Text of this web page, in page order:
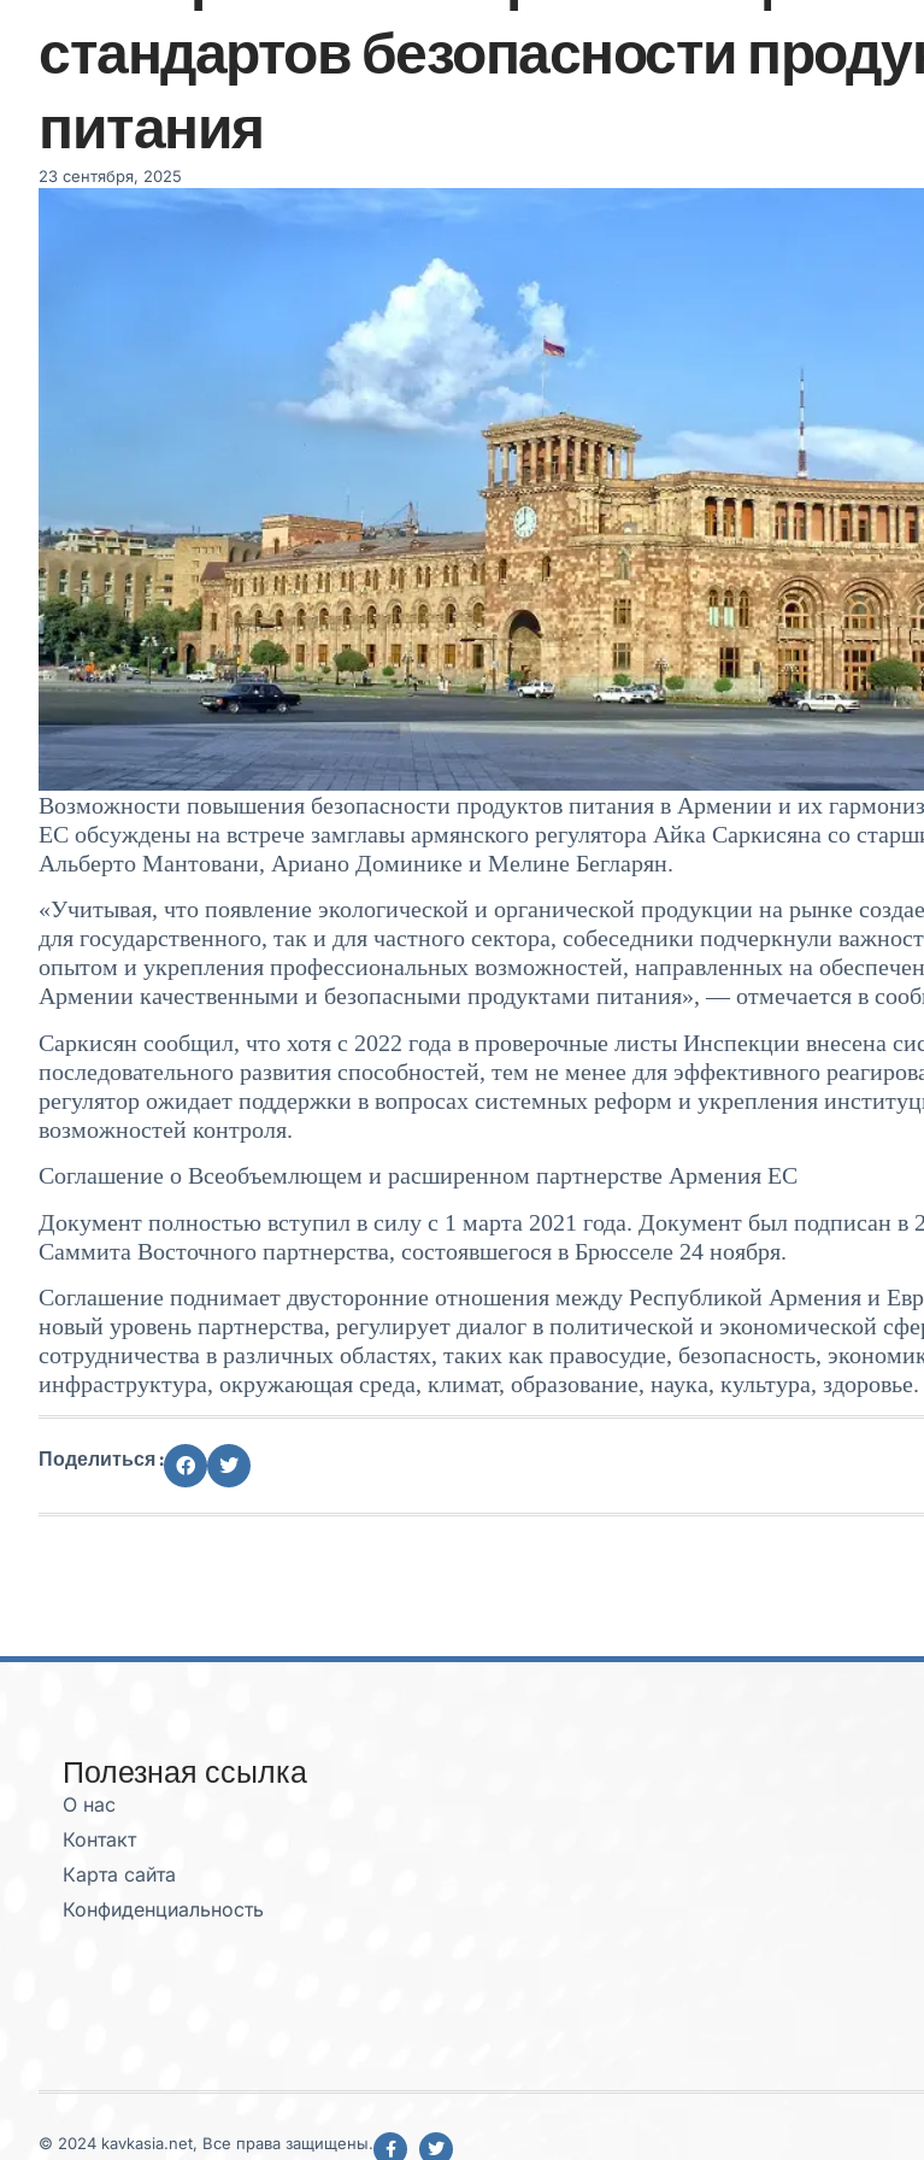
стандартов безопасности
питания
23 сентября, 2025
Возможности повышения безопасности продуктов питания в Армении и их
ЕС обсуждены на встрече замглавы армянского регулятора Айка Саркисяна со
Альберто Мантовани, Ариано Доминике и Мелине Бегларян.
«Учитывая, что появление экологической и органической продукции на рынке
для государственного, так и для частного сектора, собеседники подчеркнули
опытом и укрепления профессиональных возможностей, направленных на
Армении качественными и безопасными продуктами питания», — отмечается в
Саркисян сообщил, что хотя с 2022 года в проверочные листы Инспекции внесена
последовательного развития способностей, тем не менее для эффективного
регулятор ожидает поддержки в вопросах системных реформ и укрепления
возможностей контроля.
Соглашение о Всеобъемлющем и расширенном партнерстве Армения ЕС
Документ полностью вступил в силу с 1 марта 2021 года. Документ был подписан в
Саммита Восточного партнерства, состоявшегося в Брюсселе 24 ноября.
Соглашение поднимает двусторонние отношения между Республикой Армения и
новый уровень партнерства, регулирует диалог в политической и экономической
сотрудничества в различных областях, таких как правосудие, безопасность,
инфраструктура, окружающая среда, климат, образование, наука, культура, здоровье.
Поделиться :
Полезная ссылка
О нас
Контакт
Карта сайта
Конфиденциальность
© 2024 kavkasia.net, Все права защищены.